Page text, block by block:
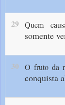
29 Quem
somente
30 O fruto da
conquista